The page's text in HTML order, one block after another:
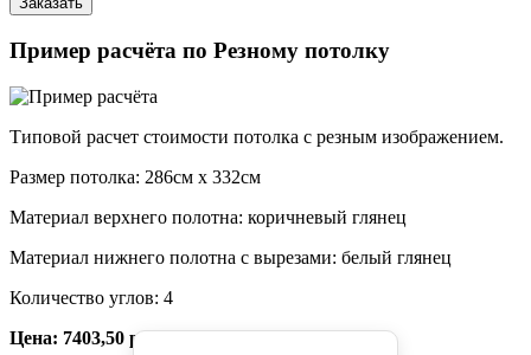
Пример расчёта по Резному потолку
Типовой расчет стоимости потолка с резным изображением.
Размер потолка: 286см x 332см
Материал верхнего полотна: коричневый глянец
Материал нижнего полотна с вырезами: белый глянец
Количество углов: 4
Цена: 7403,50 руб.